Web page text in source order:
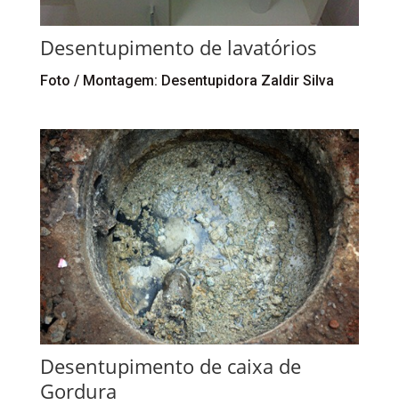
Desentupimento de lavatórios
Foto / Montagem: Desentupidora Zaldir Silva
Desentupimento de caixa de
Gordura